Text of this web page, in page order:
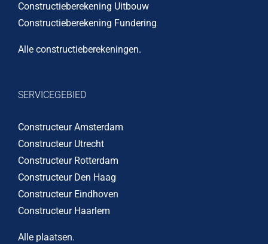
Constructieberekening Uitbouw
Constructieberekening Fundering
Alle constructieberekeningen.
SERVICEGEBIED
Constructeur Amsterdam
Constructeur Utrecht
Constructeur Rotterdam
Constructeur Den Haag
Constructeur Eindhoven
Constructeur Haarlem
Alle plaatsen.